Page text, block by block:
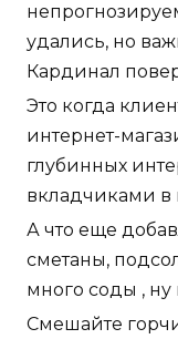
удались, но
Кардинал
Это когда
интернет-
глубинных
вкладчиками в
А что еще
сметаны,
много соды , ну
Смешайте